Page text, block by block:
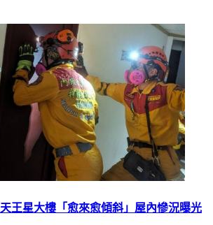
王星大樓「愈來愈傾斜」屋內慘況曝光